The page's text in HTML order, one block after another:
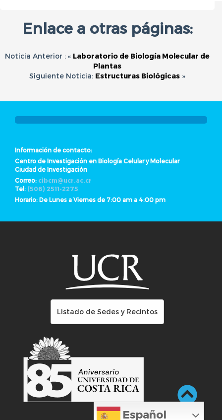
Enlace a otras páginas:
Noticia Anterior : « Laboratorio de Biología Molecular de
Plantas
Siguiente Noticia: Estructuras Biológicas »
Información de contacto:
Centro de Investigación en Biología Celular y Molecular
Ciudad de Investigación
Correo: cibcm@ucr.ac.cr
Tel: (506) 2511-2275
Horario: De Lunes a Viernes de 7:00 am a 4:00 pm
Listado de Sedes y Recintos
Español